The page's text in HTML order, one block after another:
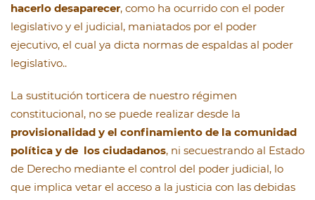
hacerlo desaparecer, como ha ocurrido con el poder
legislativo y el judicial, maniatados por el poder
ejecutivo, el cual ya dicta normas de espaldas al poder
legislativo..
La sustitución torticera de nuestro régimen
constitucional, no se puede realizar desde la
provisionalidad y el confinamiento de la comunidad
política y de los ciudadanos, ni secuestrando al Estado
de Derecho mediante el control del poder judicial, lo
que implica vetar el acceso a la justicia con las debidas